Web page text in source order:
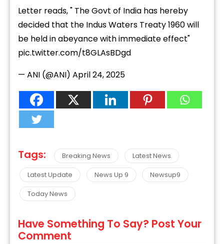
Letter reads, " The Govt of India has hereby
decided that the Indus Waters Treaty 1960 will
be held in abeyance with immediate effect"
pic.twitter.com/t8GLAsBDgd
— ANI (@ANI) April 24, 2025
Tags: Breaking News
Latest News
Latest Update
News Up 9
Newsup9
Today News
Have Something To Say? Post Your
Comment